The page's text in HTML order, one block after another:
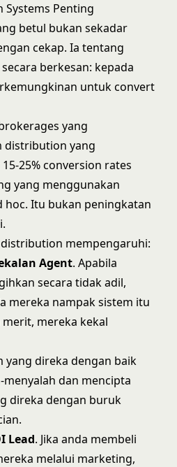
Penting
betul bukan sekadar
cekap. Ia tentang
berkesan: kepada
untuk convert
yang
distribution yang
25% conversion rates
yang menggunakan
hoc. Itu bukan peningkatan
mempengaruhi:
Agent. Apabila
secara tidak adil,
mereka nampak sistem itu
mereka kekal
yang direka dengan baik
dan mencipta
direka dengan buruk
Lead. Jika anda membeli
melalui marketing,